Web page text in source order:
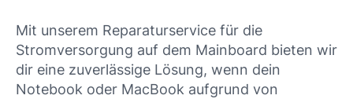
Mit unserem Reparaturservice für die
Stromversorgung auf dem Mainboard bieten wir
dir eine zuverlässige Lösung, wenn dein
Notebook oder MacBook aufgrund von